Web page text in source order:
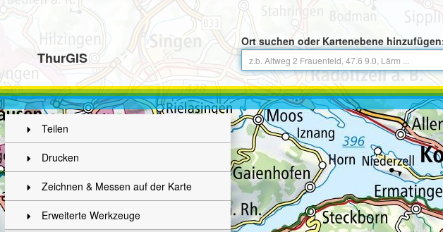
ThurGIS
Ort suchen oder Kartenebene
Teilen
Drucken
Zeichnen & Messen auf der Karte
Erweiterte Werkzeuge